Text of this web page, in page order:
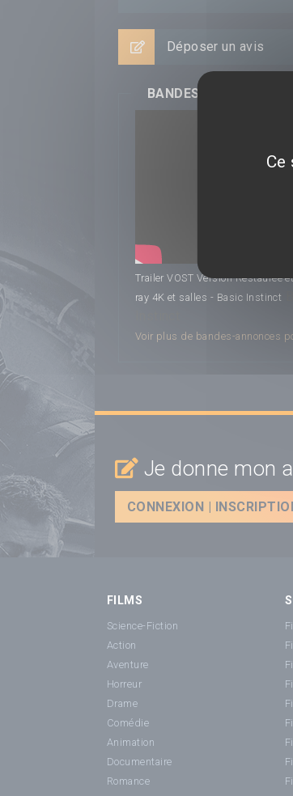
Déposer un avis
BANDES-ANNONCES
Trailer VOST Version Restaurée
ray 4K et salles - Basic Instinct
Voir plus de bandes-annonces
Je donne mon
CONNEXION |
FILMS
Science-Fiction
Action
Aventure
Horreur
Drame
Comédie
Animation
Documentaire
Romance